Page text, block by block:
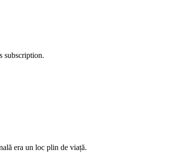
subscription.
era un loc plin de viață.